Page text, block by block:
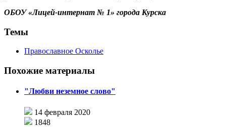
ОБОУ «Лицей-интернат № 1» города Курска
Темы
Православное Осколье
Похожие материалы
"Любви неземное слово"
14 февраля 2020
1848